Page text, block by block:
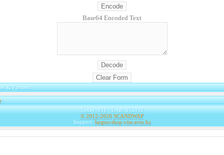
Base64 Encoded Text
& Partners
|
Today: 918 | Total: 355932
© 2012-2026 SCANDWAP
Support: largus-shop.vita-avto.kz